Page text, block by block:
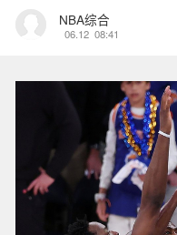
NBA综合
06.12 08:41